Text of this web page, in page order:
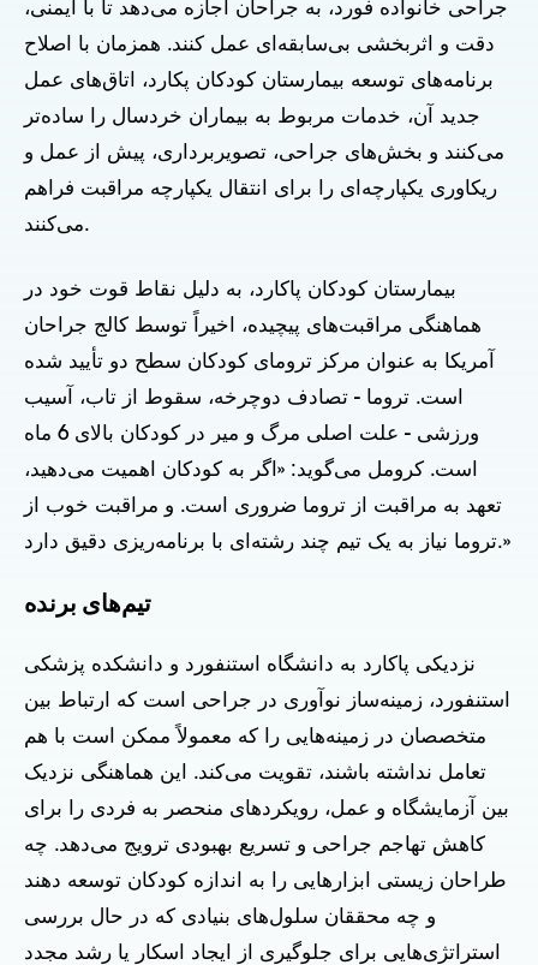
جراحی خانواده فورد، به جراحان اجازه می‌دهد تا با ایمنی،
دقت و اثربخشی بی‌سابقه‌ای عمل کنند. همزمان با اصلاح
برنامه‌های توسعه بیمارستان کودکان پکارد، اتاق‌های عمل
جدید آن، خدمات مربوط به بیماران خردسال را ساده‌تر
می‌کنند و بخش‌های جراحی، تصویربرداری، پیش از عمل و
ریکاوری یکپارچه‌ای را برای انتقال یکپارچه مراقبت فراهم
می‌کنند.
بیمارستان کودکان پاکارد، به دلیل نقاط قوت خود در
هماهنگی مراقبت‌های پیچیده، اخیراً توسط کالج جراحان
آمریکا به عنوان مرکز ترومای کودکان سطح دو تأیید شده
است. تروما - تصادف دوچرخه، سقوط از تاب، آسیب
ورزشی - علت اصلی مرگ و میر در کودکان بالای 6 ماه
است. کرومل می‌گوید: «اگر به کودکان اهمیت می‌دهید،
تعهد به مراقبت از تروما ضروری است. و مراقبت خوب از
تروما نیاز به یک تیم چند رشته‌ای با برنامه‌ریزی دقیق دارد.»
تیم‌های برنده
نزدیکی پاکارد به دانشگاه استنفورد و دانشکده پزشکی
استنفورد، زمینه‌ساز نوآوری در جراحی است که ارتباط بین
متخصصان در زمینه‌هایی را که معمولاً ممکن است با هم
تعامل نداشته باشند، تقویت می‌کند. این هماهنگی نزدیک
بین آزمایشگاه و عمل، رویکردهای منحصر به فردی را برای
کاهش تهاجم جراحی و تسریع بهبودی ترویج می‌دهد. چه
طراحان زیستی ابزارهایی را به اندازه کودکان توسعه دهند
و چه محققان سلول‌های بنیادی که در حال بررسی
استراتژی‌هایی برای جلوگیری از ایجاد اسکار یا رشد مجدد